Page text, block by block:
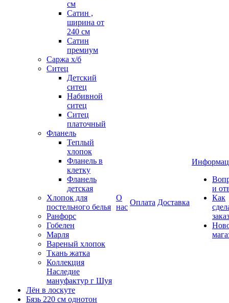
см
Сатин ,
ширина от
240 см
Сатин
премиум
Саржа х/б
Ситец
Детский
ситец
Набивной
ситец
Ситец
платочный
Фланель
Теплый
хлопок
Фланель в
клетку
Фланель
детская
Хлопок для
постельного белья
Ранфорс
Гобелен
Марля
Вареный хлопок
Ткань жатка
Коллекция
Наследие
мануфактур г Шуя
Лён в лоскуте
Бязь 220 см однотон
О
нас
Оплата Доставка
и
Как
заказ